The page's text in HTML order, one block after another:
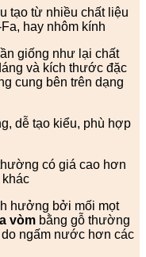
tạo từ nhiều chất liệu
hay nhôm kính
giống như lại chất
và kích thước đặc
cung bên trên dạng
dễ tạo kiểu, phù hợp
có giá cao hơn
hưởng bởi mối mọt
vòm bằng gỗ thường
ngấm nước hơn các